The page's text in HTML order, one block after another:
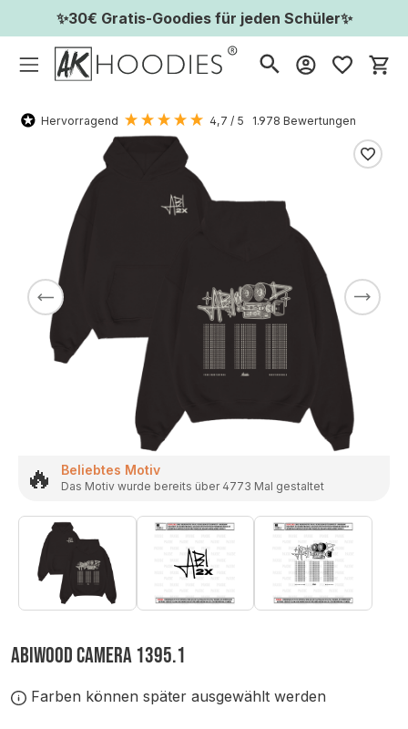
✨30€ Gratis-Goodies für jeden Schüler✨
Hervorragend 4,7 / 5 1.978 Bewertungen
🔥 Beliebtes Motiv
Das Motiv wurde bereits über 4773 Mal gestaltet
ABIWOOD CAMERA 1395.1
Farben können später ausgewählt werden